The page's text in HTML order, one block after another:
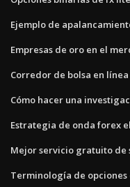
Ejemplo de
Empresas de oro en el
Corredor de bolsa en
Cómo hacer una
Estrategia de onda forex
Mejor servicio gratuito de
Terminología de opciones